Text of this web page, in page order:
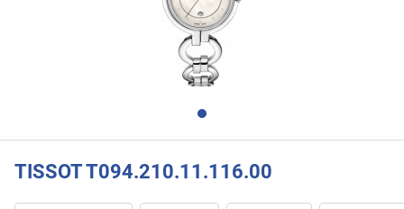
TISSOT T094.210.11.116.00